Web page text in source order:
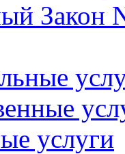
Закон
услуги